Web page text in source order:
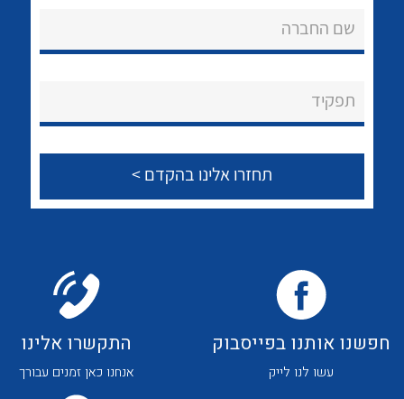
לכל מוצרי היצרן לכל מוצרי היצרן
שם החברה
תפקיד
חפשנו אותנו בפייסבוק
עשו לנו לייק
התקשרו אלינו
אנחנו כאן זמנים עבורך